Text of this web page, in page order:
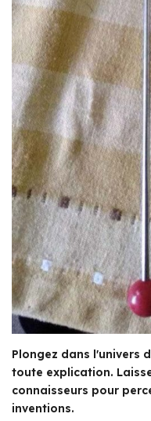
Plongez dans l'univers
toute explication.
connaisseurs pour
inventions.